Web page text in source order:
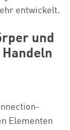
entwickelt.
und
Elementen